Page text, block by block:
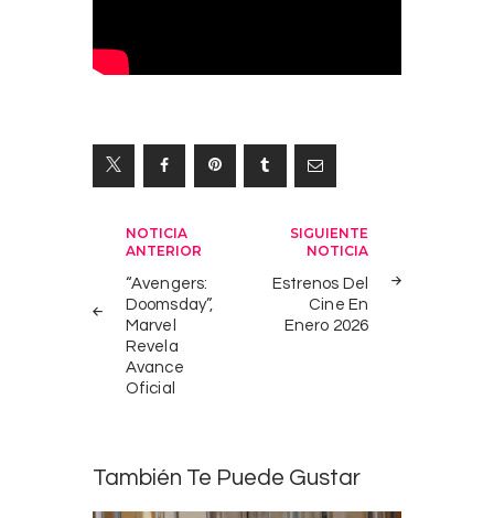
Navegación
entradas
NOTICIA
ANTERIOR
“Avengers:
Doomsday”,
Marvel
Revela
Avance
Oficial
SIGUIENTE
NOTICIA
Estrenos Del
Cine En
Enero 2026
También Te Puede Gustar